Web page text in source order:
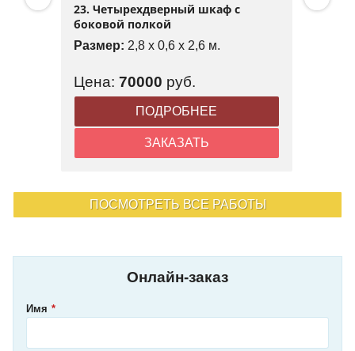
23. Четырехдверный шкаф с
боковой полкой
Размер: 2,8 x 0,6 x 2,6 м.
Цена: 70000 руб.
ПОДРОБНЕЕ
ЗАКАЗАТЬ
ПОСМОТРЕТЬ ВСЕ РАБОТЫ
Онлайн-заказ
Имя